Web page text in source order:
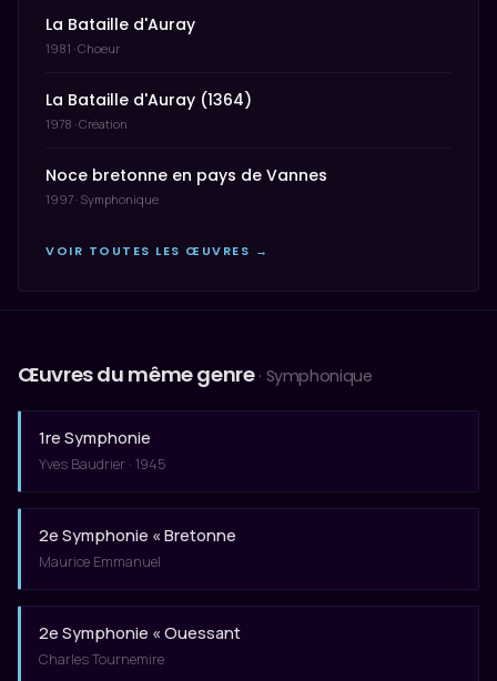
La Bataille d'Auray
1981 · Choeur
La Bataille d'Auray (1364)
1978 · Création
Noce bretonne en pays de Vannes
1997 · Symphonique
VOIR TOUTES LES ŒUVRES →
Œuvres du même genre · Symphonique
1re Symphonie
Yves Baudrier · 1945
2e Symphonie « Bretonne
Maurice Emmanuel
2e Symphonie « Ouessant
Charles Tournemire